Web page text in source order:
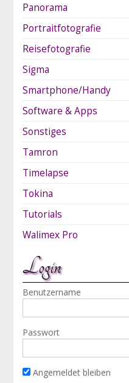
Panorama
Portraitfotografie
Reisefotografie
Sigma
Smartphone/Handy
Software & Apps
Sonstiges
Tamron
Timelapse
Tokina
Tutorials
Walimex Pro
Login
Benutzername
Passwort
Angemeldet bleiben